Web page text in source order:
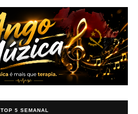
TOP 5 SEMANAL